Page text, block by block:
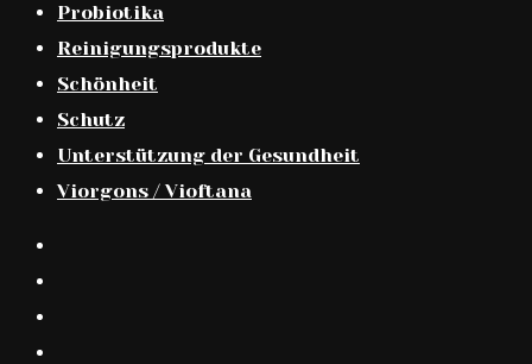
Probiotika
Reinigungsprodukte
Schönheit
Schutz
Unterstützung der Gesundheit
Viorgons / Vioftana